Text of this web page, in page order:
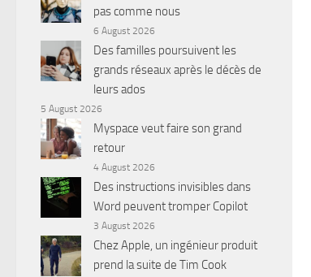
pas comme nous
6 August 2026
Des familles poursuivent les
grands réseaux après le décès de
leurs ados
5 August 2026
Myspace veut faire son grand
retour
4 August 2026
Des instructions invisibles dans
Word peuvent tromper Copilot
3 August 2026
Chez Apple, un ingénieur produit
prend la suite de Tim Cook